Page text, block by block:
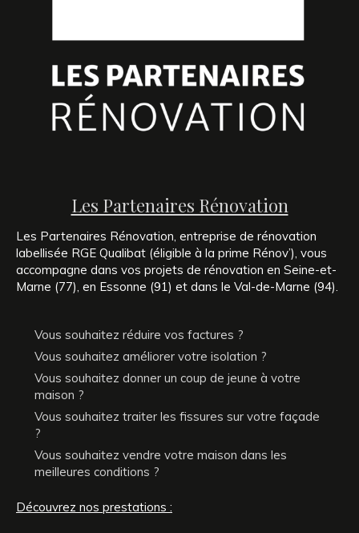
Les Partenaires Rénovation
Les Partenaires Rénovation, entreprise de rénovation
labellisée RGE Qualibat (éligible à la prime Rénov’), vous
accompagne dans vos projets de rénovation en Seine-et-
Marne (77), en Essonne (91) et dans le Val-de-Marne (94).
Vous souhaitez réduire vos factures ?
Vous souhaitez améliorer votre isolation ?
Vous souhaitez donner un coup de jeune à votre
maison ?
Vous souhaitez traiter les fissures sur votre façade
?
Vous souhaitez vendre votre maison dans les
meilleures conditions ?
Découvrez nos prestations :